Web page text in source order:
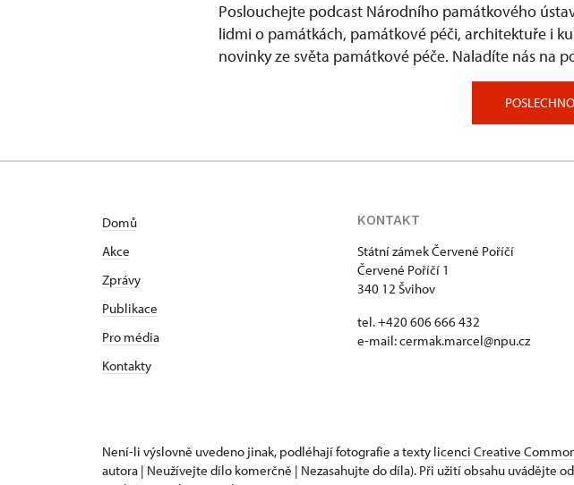
Poslouchejte podcast Národního památkového
lidmi o památkách, památkové péči, architektuře i
novinky ze světa památkové péče. Naladíte nás na
Domů
Akce
Zprávy
Publikace
Pro média
Kontakty
KONTAKT
Státní zámek Červené Poříčí
Červené Poříčí 1
340 12 Švihov
tel. +420 606 666 432
e-mail: cermak.marcel@npu.cz
Není-li výslovně uvedeno jinak, podléhají fotografie a texty licenci Creative
autora | Neužívejte dílo komerčně | Nezasahujte do díla). Při užití obsahu uvádějte